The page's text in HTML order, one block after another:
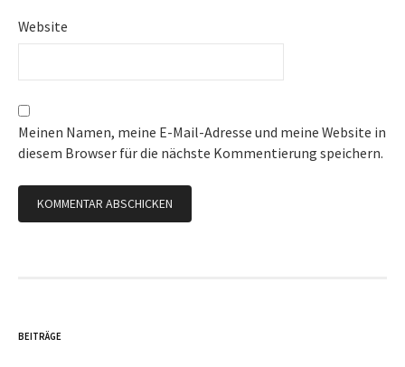
Website
Meinen Namen, meine E-Mail-Adresse und meine Website in
diesem Browser für die nächste Kommentierung speichern.
BEITRÄGE